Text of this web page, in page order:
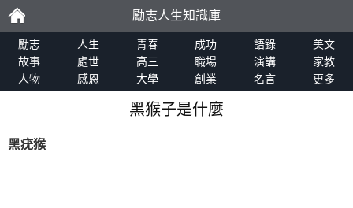
勵
志
勵志人生知識庫
勵志 人生 青春 成功 語錄
美文
故事
處世 高三 職場 演講
家教
人物
感恩 大學 創業 名言 更多
黑猴子是什麼
黑疣猴